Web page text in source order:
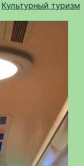
Культурный туризм